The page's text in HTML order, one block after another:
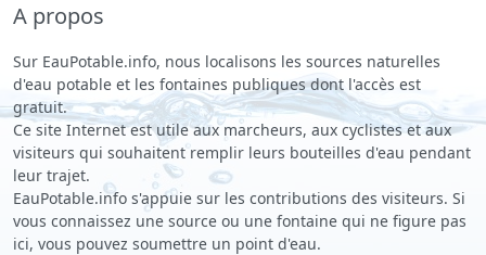
A propos
Sur EauPotable.info, nous localisons les sources naturelles
d'eau potable et les fontaines publiques dont l'accès est
gratuit.
Ce site Internet est utile aux marcheurs, aux cyclistes et aux
visiteurs qui souhaitent remplir leurs bouteilles d'eau pendant
leur trajet.
EauPotable.info s'appuie sur les contributions des visiteurs. Si
vous connaissez une source ou une fontaine qui ne figure pas
ici, vous pouvez soumettre un point d'eau.